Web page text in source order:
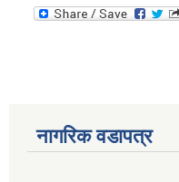
नागरिक वडापत्र